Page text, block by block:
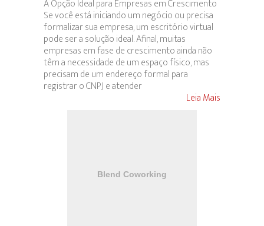
A Opção Ideal para Empresas em Crescimento
Se você está iniciando um negócio ou precisa
formalizar sua empresa, um escritório virtual
pode ser a solução ideal. Afinal, muitas
empresas em fase de crescimento ainda não
têm a necessidade de um espaço físico, mas
precisam de um endereço formal para
registrar o CNPJ e atender
Leia Mais